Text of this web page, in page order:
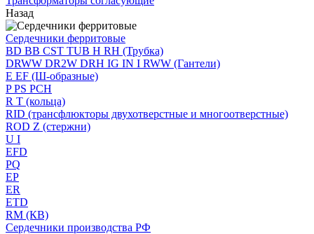
Назад
Сердечники ферритовые
BD BB CST TUB H RH (Трубка)
DRWW DR2W DRH IG IN I RWW (Гантели)
E EF (Ш-образные)
P PS PCH
R T (кольца)
RID (трансфлюкторы двухотверстные и многоотверстные)
ROD Z (стержни)
U I
EFD
PQ
EP
ER
ETD
RM (КВ)
Сердечники производства РФ